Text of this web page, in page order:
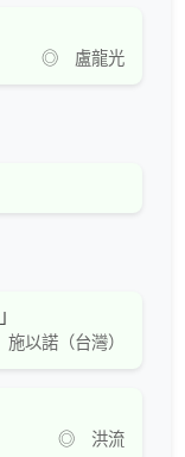
◎ 盧龍光
諾（台灣）
◎ 洪流